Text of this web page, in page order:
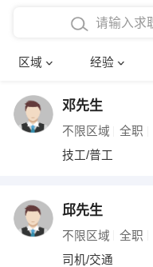
区域 经验
在校学生工作经验
四年以上工作经验
五年以上工作经验
博士
文员
财务会计
网络IT
邓先生
不限区域 全职
技工/普工
邱先生
不限区域 全职
司机/交通